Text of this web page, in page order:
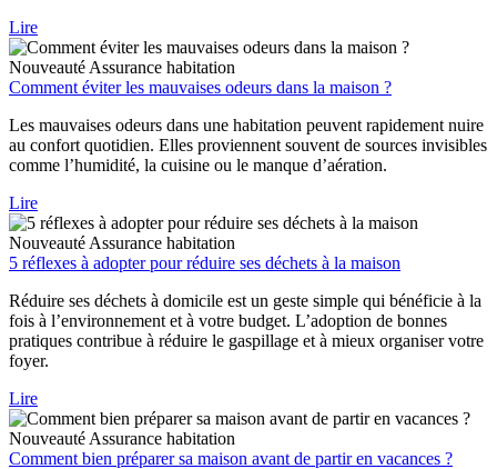
Lire
Nouveauté Assurance habitation
Comment éviter les mauvaises odeurs dans la maison ?
Les mauvaises odeurs dans une habitation peuvent rapidement nuire
au confort quotidien. Elles proviennent souvent de sources invisibles
comme l’humidité, la cuisine ou le manque d’aération.
Lire
Nouveauté Assurance habitation
5 réflexes à adopter pour réduire ses déchets à la maison
Réduire ses déchets à domicile est un geste simple qui bénéficie à la
fois à l’environnement et à votre budget. L’adoption de bonnes
pratiques contribue à réduire le gaspillage et à mieux organiser votre
foyer.
Lire
Nouveauté Assurance habitation
Comment bien préparer sa maison avant de partir en vacances ?